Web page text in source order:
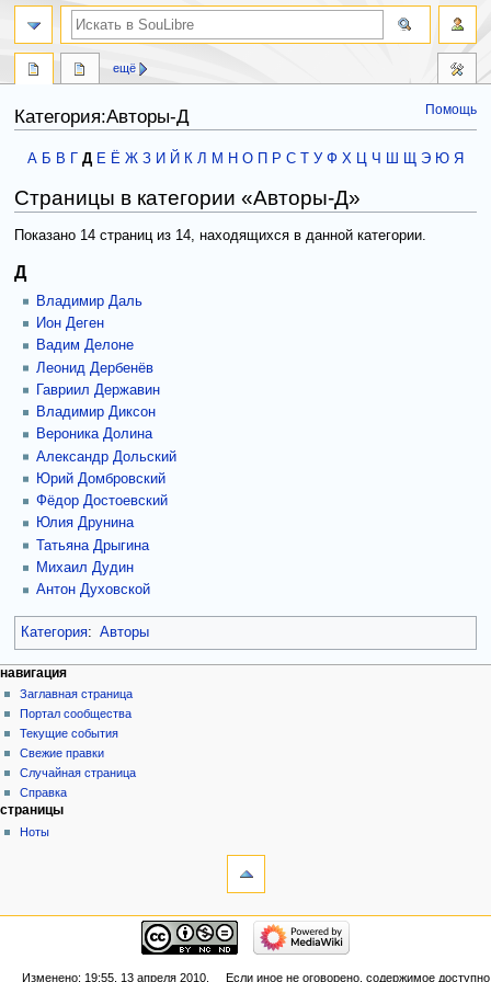
Помощь
Категория:Авторы-Д
Перейти
навигации
Перейти
поиску
А Б В Д Е Ё Ж З И Й К Л М Н О Р С У Ф Х Ц Ч Ш Щ Э Ю Я
Страницы в категории «Авторы-Д»
Показано 14 страниц из 14, находящихся в данной категории.
Д
Владимир Даль
Ион Деген
Вадим Делоне
Леонид Дербенёв
Гавриил Державин
Владимир Диксон
Вероника Долина
Александр Дольский
Юрий Домбровский
Фёдор Достоевский
Юлия Друнина
Татьяна Дрыгина
Михаил Дудин
Антон Духовской
Категория: Авторы
ещё
навигация
Заглавная страница
Портал сообщества
Текущие события
Свежие правки
Случайная страница
Справка
страницы
Ноты
Изменено: 19:55, 13 апреля 2010. Если иное не оговорено, содержимое доступно